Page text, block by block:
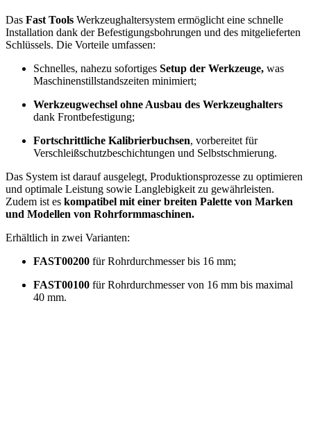
Das Fast Tools Werkzeughaltersystem ermöglicht eine schnelle
Installation dank der Befestigungsbohrungen und des mitgelieferten
Schlüssels. Die Vorteile umfassen:
Schnelles, nahezu sofortiges Setup der Werkzeuge, was
Maschinenstillstandszeiten minimiert;
Werkzeugwechsel ohne Ausbau des Werkzeughalters
dank Frontbefestigung;
Fortschrittliche Kalibrierbuchsen, vorbereitet für
Verschleißschutzbeschichtungen und Selbstschmierung.
Das System ist darauf ausgelegt, Produktionsprozesse zu optimieren
und optimale Leistung sowie Langlebigkeit zu gewährleisten.
Zudem ist es kompatibel mit einer breiten Palette von Marken
und Modellen von Rohrformmaschinen.
Erhältlich in zwei Varianten:
FAST00200 für Rohrdurchmesser bis 16 mm;
FAST00100 für Rohrdurchmesser von 16 mm bis maximal
40 mm.